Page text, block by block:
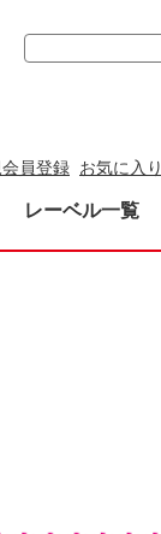
員登録 お気に入り
レーベル一覧